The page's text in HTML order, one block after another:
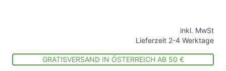
inkl. MwSt
Lieferzeit 2-4 Werktage
GRATISVERSAND IN ÖSTERREICH AB 50 €